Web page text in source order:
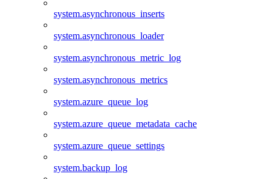
system.asynchronous_inserts
system.asynchronous_loader
system.asynchronous_metric_log
system.asynchronous_metrics
system.azure_queue_log
system.azure_queue_metadata_cache
system.azure_queue_settings
system.backup_log